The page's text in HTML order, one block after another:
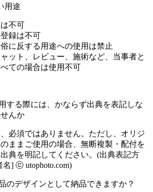
用途
不可
録は不可
に反する用途への使用は禁止
ット、レビュー、施術など、当事者と
ての場合は使用不可
する際には、かならず出典を表記しな
んか
必須ではありません。ただし、オリジ
ままご使用の場合、無断複製・配付を
典を明記してください。(出典表記方
] ⓒ utophoto.com)
のデザインとして納品できますか？